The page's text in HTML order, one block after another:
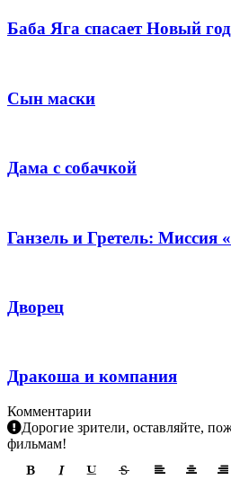
Баба Яга спасает Новый год
Сын маски
Дама с собачкой
Ганзель и Гретель: Миссия
Дворец
Дракоша и компания
Комментарии
Дорогие зрители, оставляйте,
фильмам!